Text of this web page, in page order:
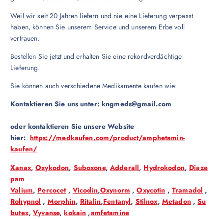
Weil wir seit 20 Jahren liefern und nie eine Lieferung verpasst
haben, können Sie unserem Service und unserem Erbe voll
vertrauen.
Bestellen Sie jetzt und erhalten Sie eine rekordverdächtige
Lieferung.
Sie können auch verschiedene Medikamente kaufen wie:
Kontaktieren Sie uns unter:kngmeds@gmail.com
oder kontaktieren Sie unsere Website
hier: https://medkaufen.com/product/amphetamin-
kaufen/
Xanax,Oxykodon, Suboxone, Adderall, Hydrokodon, Diaze
pam
Valium, Percocet, Vicodin,Oxynorm ,Oxycotin ,Tramadol ,
Rohypnol , Morphin, Ritalin,Fentanyl, Stilnox, Metadon,Su
butex,Vyvanse,kokain ,amfetamine